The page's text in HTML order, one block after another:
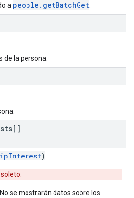
a people.getBatchGet
de la persona.
)
se mostrarán datos sobre los